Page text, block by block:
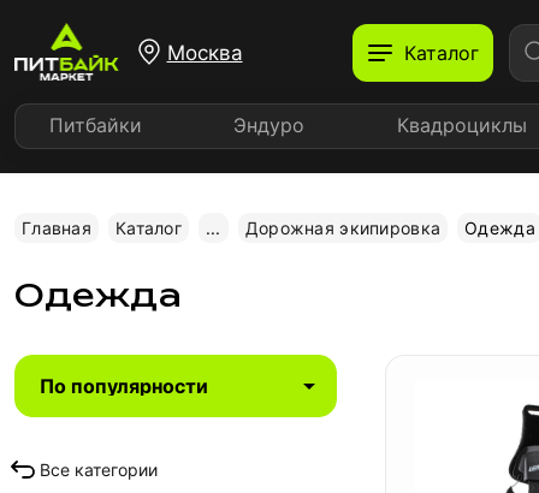
Москва Каталог
Питбайки Эндуро Квадроциклы
Главная Каталог ... Дорожная экипировка Одежда
Одежда
Все категории